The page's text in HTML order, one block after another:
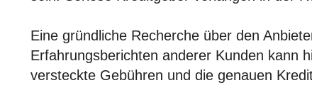
Eine gründliche Recherche über den
Erfahrungsberichten anderer Kunden kann
versteckte Gebühren und die genauen